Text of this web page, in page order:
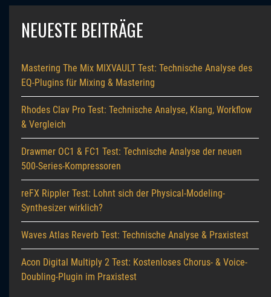
NEUESTE BEITRÄGE
Mastering The Mix MIXVAULT Test: Technische Analyse des
EQ-Plugins für Mixing & Mastering
Rhodes Clav Pro Test: Technische Analyse, Klang, Workflow
& Vergleich
Drawmer OC1 & FC1 Test: Technische Analyse der neuen
500-Series-Kompressoren
reFX Rippler Test: Lohnt sich der Physical-Modeling-
Synthesizer wirklich?
Waves Atlas Reverb Test: Technische Analyse & Praxistest
Acon Digital Multiply 2 Test: Kostenloses Chorus- & Voice-
Doubling-Plugin im Praxistest